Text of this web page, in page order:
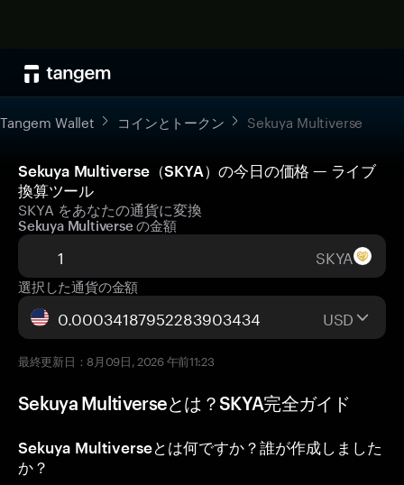
Tangem Wallet コインとトークン Sekuya Multiverse
Sekuya Multiverse（SKYA）の今日の価格 — ライブ
換算ツール
SKYA をあなたの通貨に変換
Sekuya Multiverse の金額
SKYA
選択した通貨の金額
USD
最終更新日：8月09日, 2026 午前11:23
Sekuya Multiverseとは？SKYA完全ガイド
Sekuya Multiverseとは何ですか？誰が作成しました
か？